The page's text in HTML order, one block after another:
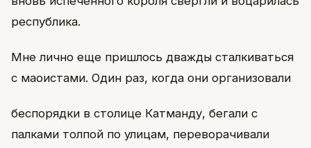
республика.
Мне лично еще пришлось дважды сталкиваться
с маоистами. Один раз, когда они организовали
беспорядки в столице Катманду, бегали с
палками толпой по улицам, переворачивали